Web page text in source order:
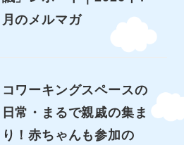
月のメルマガ
コワーキングスペースの
日常・まるで親戚の集ま
り！赤ちゃんも参加の